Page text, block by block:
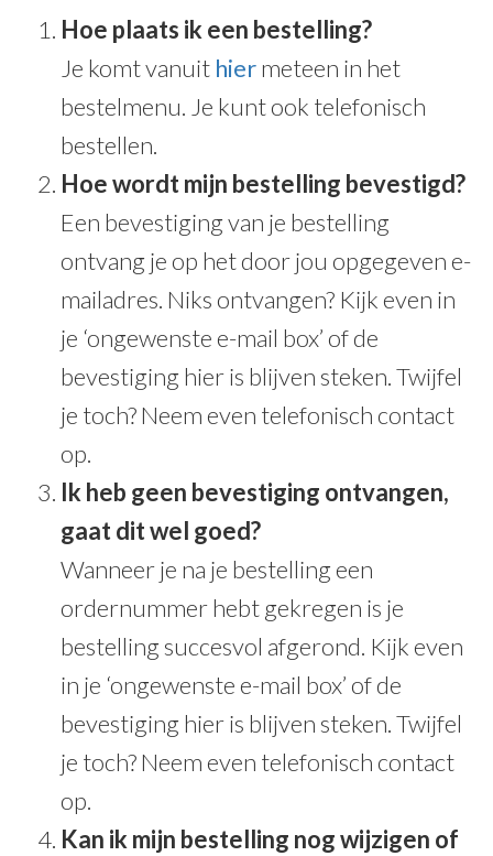
Hoe plaats ik een bestelling?
Je komt vanuit hiermeteen in het
bestelmenu. Je kunt ook telefonisch
bestellen.
Hoe wordt mijn bestelling bevestigd?
Een bevestiging van je bestelling
ontvang je op het door jou opgegeven e-
mailadres. Niks ontvangen? Kijk even in
je ‘ongewenste e-mail box’ of de
bevestiging hier is blijven steken. Twijfel
je toch? Neem even telefonisch contact
op.
Ik heb geen bevestiging ontvangen,
gaat dit wel goed?
Wanneer je na je bestelling een
ordernummer hebt gekregen is je
bestelling succesvol afgerond. Kijk even
in je ‘ongewenste e-mail box’ of de
bevestiging hier is blijven steken. Twijfel
je toch? Neem even telefonisch contact
op.
Kan ik mijn bestelling nog wijzigen of